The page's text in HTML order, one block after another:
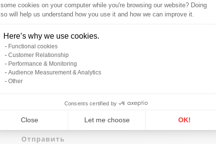
Я согласен сполитика конфиденциальности
Отправить
some cookies on your computer while you're browsing our website? Doing
so will help us understand how you use it and how we can improve it.
Here’s why we use cookies.
Functional cookies
Customer Relationship
Performance & Monitoring
Audience Measurement & Analytics
Other
Consents certified by
Close Let me choose OK!
Axeptio consent